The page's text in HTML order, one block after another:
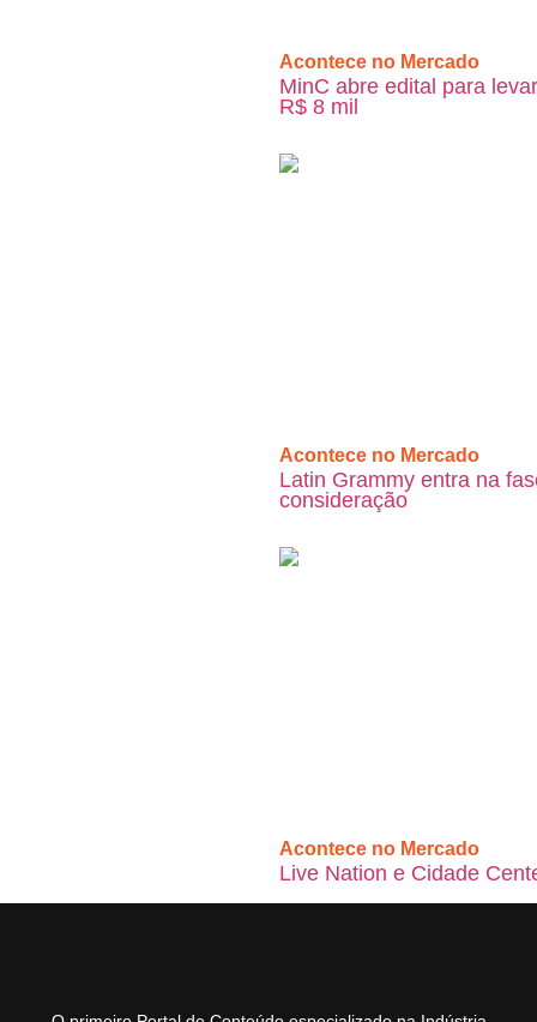
Acontece no Mercado
MinC abre edital para
R$ 8 mil
Acontece no Mercado
Latin Grammy entra na
consideração
Acontece no Mercado
Live Nation e Cidade